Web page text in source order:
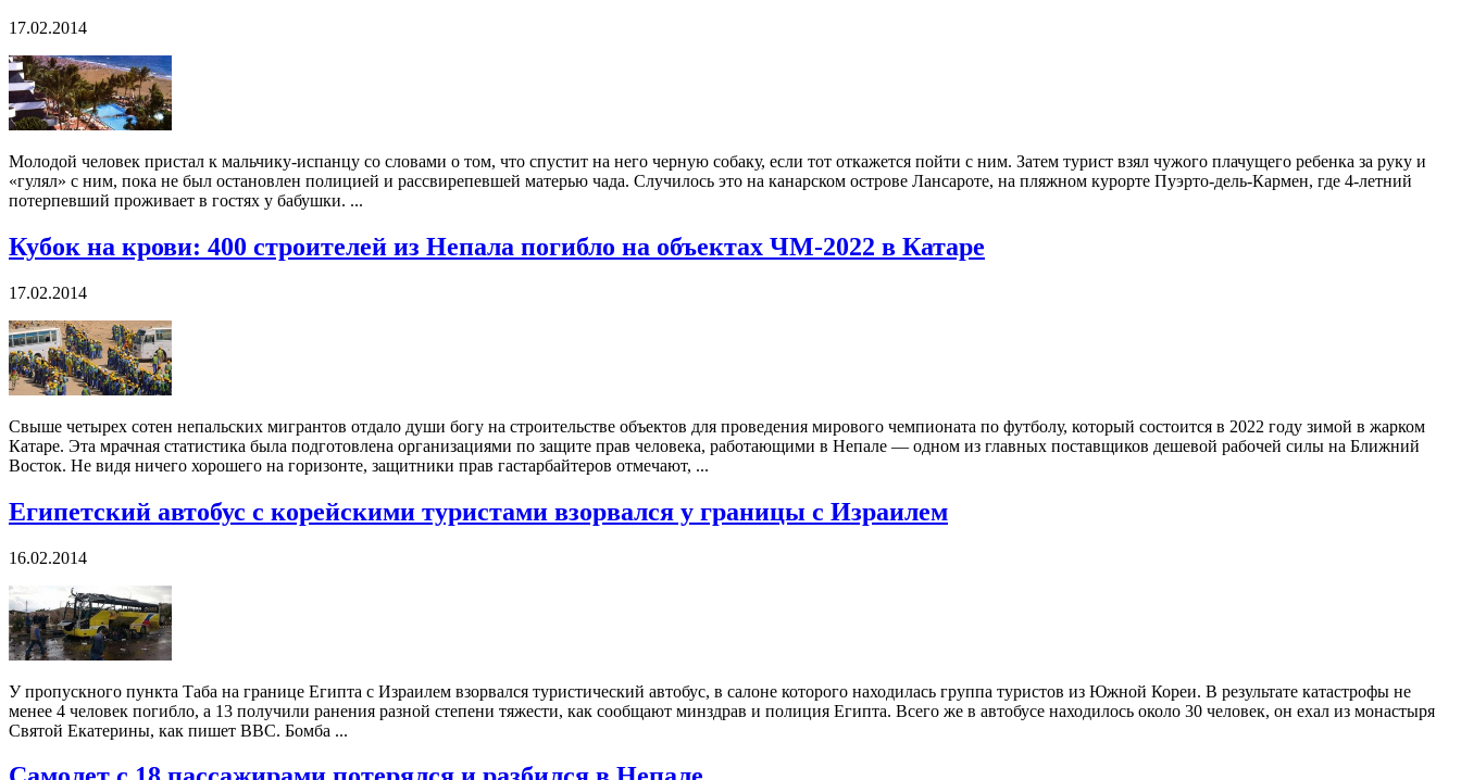
17.02.2014
Молодой человек пристал к мальчику-испанцу со словами о том, что спустит на него черную собаку, если тот откажется пойти с ним. Затем турист взял чужого плачущего ребенка за руку и
«гулял» с ним, пока не был остановлен полицией и рассвирепевшей матерью чада. Случилось это на канарском острове Лансароте, на пляжном курорте Пуэрто-дель-Кармен, где 4-летний
потерпевший проживает в гостях у бабушки. ...
Кубок на крови: 400 строителей из Непала погибло на объектах ЧМ-2022 в Катаре
17.02.2014
Свыше четырех сотен непальских мигрантов отдало души богу на строительстве объектов для проведения мирового чемпионата по футболу, который состоится в 2022 году зимой в жарком
Катаре. Эта мрачная статистика была подготовлена организациями по защите прав человека, работающими в Непале — одном из главных поставщиков дешевой рабочей силы на Ближний
Восток. Не видя ничего хорошего на горизонте, защитники прав гастарбайтеров отмечают, ...
Египетский автобус с корейскими туристами взорвался у границы с Израилем
16.02.2014
У пропускного пункта Таба на границе Египта с Израилем взорвался туристический автобус, в салоне которого находилась группа туристов из Южной Кореи. В результате катастрофы не
менее 4 человек погибло, а 13 получили ранения разной степени тяжести, как сообщают минздрав и полиция Египта. Всего же в автобусе находилось около 30 человек, он ехал из монастыря
Святой Екатерины, как пишет BBC. Бомба ...